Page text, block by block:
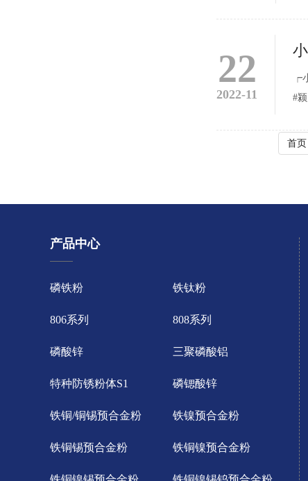
22
2022-11
┍
#
首页
产品中心
磷铁粉 铁钛粉
806系列 808系列
磷酸锌 三聚磷酸铝
特种防锈粉体S1 磷锶酸锌
铁铜/铜锡预合金粉 铁镍预合金粉
铁铜锡预合金粉 铁铜镍预合金粉